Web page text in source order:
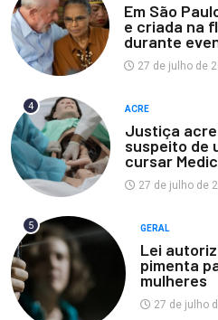
Em São
e criada na
durante
27 de julho de
4 ACRE
Justiça
suspeito de
cursar
27 de julho de
5 GERAL
Lei
pimenta
mulheres
27 de julho